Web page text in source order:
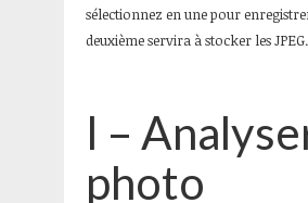
sélectionnez en une pour
deuxième servira à stocker les JPEG.
I –
photo